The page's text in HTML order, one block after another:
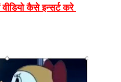
कैसे इन्सर्ट करे